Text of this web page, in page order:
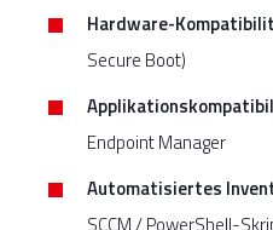
Hardware-
Secure Boot)
Endpoint Manager
Automatisiertes